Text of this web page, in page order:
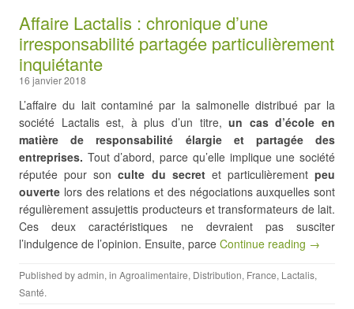
Affaire Lactalis : chronique d’une
irresponsabilité partagée particulièrement
inquiétante
16 janvier 2018
L’affaire du lait contaminé par la salmonelle distribué par la
société Lactalis est, à plus d’un titre,un cas d’école en
matière de responsabilité élargie et partagée des
entreprises. Tout d’abord, parce qu’elle implique une société
réputée pour sonculte du secretet particulièrement peu
ouverte lors des relations et des négociations auxquelles sont
régulièrement assujettis producteurs et transformateurs de lait.
Ces deux caractéristiques ne devraient pas susciter
l’indulgence de l’opinion. Ensuite, parce Continue reading →
Published byadmin, in Agroalimentaire, Distribution, France, Lactalis,
Santé.